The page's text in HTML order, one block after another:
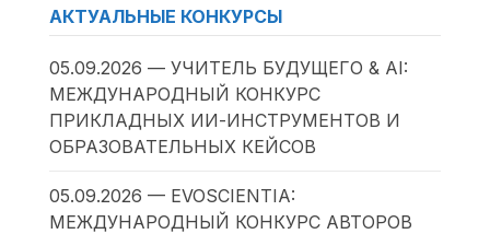
АКТУАЛЬНЫЕ КОНКУРСЫ
05.09.2026 — УЧИТЕЛЬ БУДУЩЕГО & AI:
МЕЖДУНАРОДНЫЙ КОНКУРС
ПРИКЛАДНЫХ ИИ-ИНСТРУМЕНТОВ И
ОБРАЗОВАТЕЛЬНЫХ КЕЙСОВ
05.09.2026 — EVOSCIENTIA:
МЕЖДУНАРОДНЫЙ КОНКУРС АВТОРОВ